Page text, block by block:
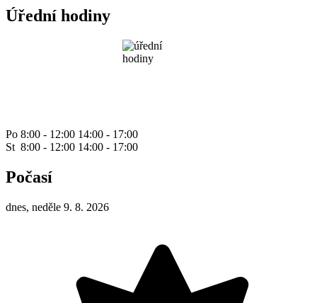
Úřední hodiny
Po 8:00 - 12:00 14:00 - 17:00
St 8:00 - 12:00 14:00 - 17:00
Počasí
dnes, neděle 9. 8. 2026